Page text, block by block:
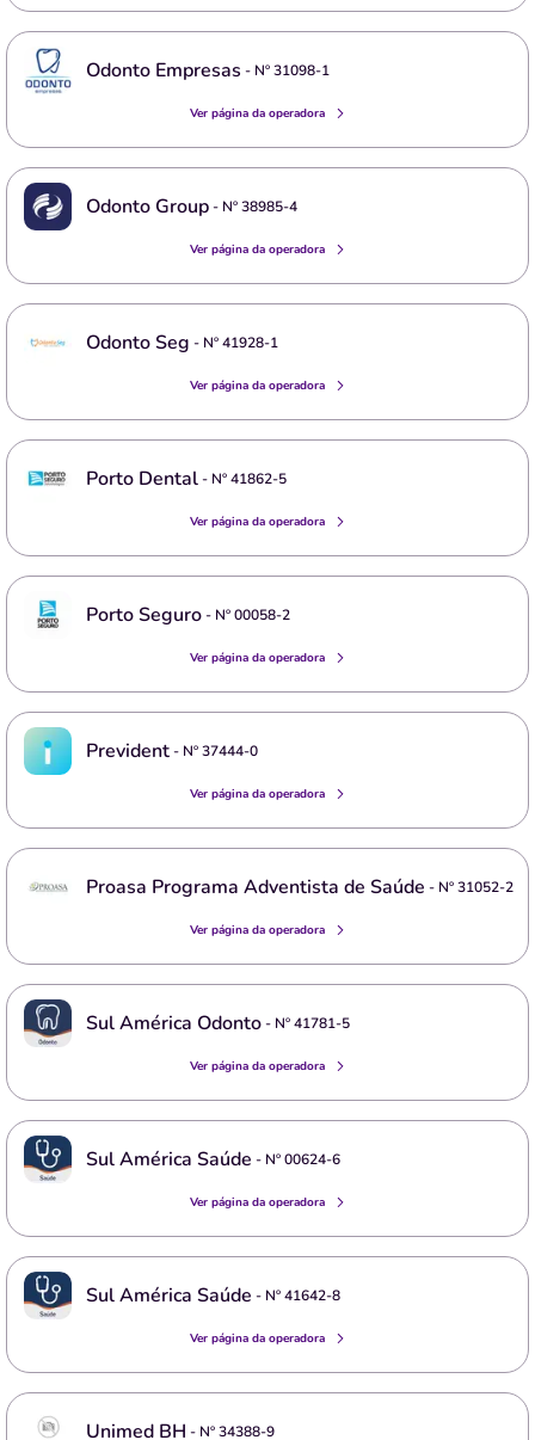
Odonto Empresas - Nº31098-1
Ver página da operadora
Odonto Group- Nº38985-4
Ver página da operadora
Odonto Seg - Nº41928-1
Ver página da operadora
Porto Dental- Nº41862-5
Ver página da operadora
Porto Seguro- Nº00058-2
Ver página da operadora
Prevident- Nº37444-0
Ver página da operadora
Proasa Programa Adventista de Saúde - Nº31052-2
Ver página da operadora
Sul América Odonto- Nº41781-5
Ver página da operadora
Sul América Saúde - Nº00624-6
Ver página da operadora
Sul América Saúde - Nº41642-8
Ver página da operadora
Unimed BH - Nº34388-9